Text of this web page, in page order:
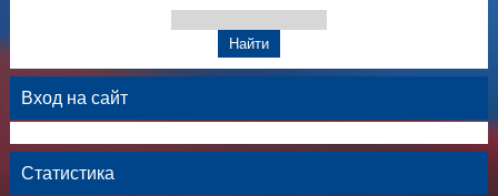
Вход на сайт
Статистика